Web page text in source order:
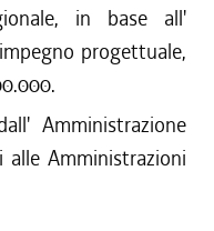
in base all'
progettuale,
Amministrazione
alle Amministrazioni